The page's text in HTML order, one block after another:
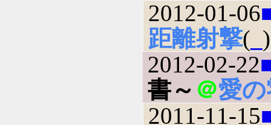
2012-01-06
距離射撃(
2012-02-22
書～ ＠愛
2011-11-15